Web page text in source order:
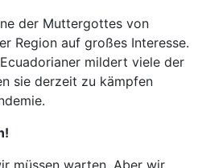
der Muttergottes von
Region auf großes Interesse.
mildert viele der
sie derzeit zu kämpfen
müssen warten. Aber wir